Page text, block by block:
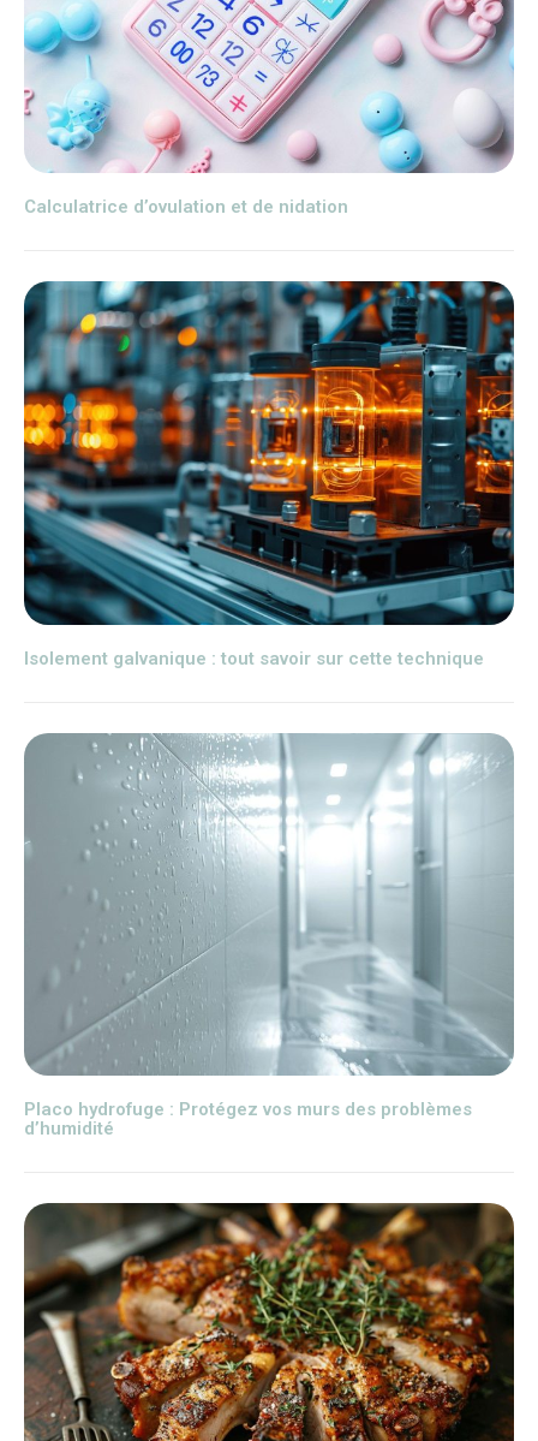
Calculatrice d’ovulation et de nidation
Isolement galvanique : tout savoir sur cette technique
Placo hydrofuge : Protégez vos murs des problèmes
d’humidité